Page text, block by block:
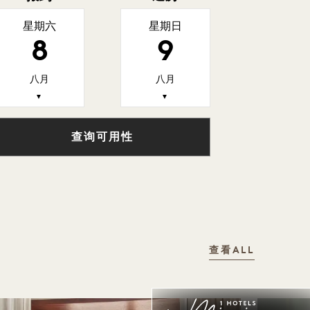
星期六
8
八月
▼
星期日
9
八月
▼
查询可用性
查看ALL